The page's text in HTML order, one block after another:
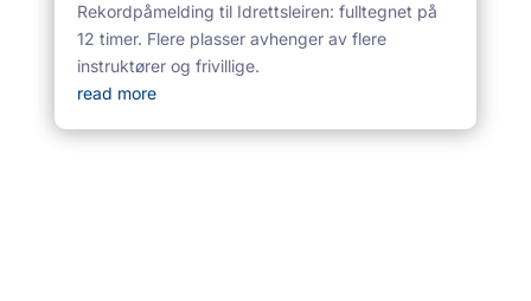
Rekordpåmelding til Idrettsleiren: fulltegnet på
12 timer. Flere plasser avhenger av flere
instruktører og frivillige.
read more